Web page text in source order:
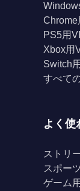
Chrome
PS5用
Xbox用
Switch
すべて
よく使
ストリ
スポー
ゲーム